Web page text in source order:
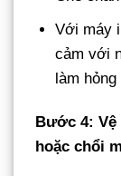
Với máy
cảm với
làm hỏng
Bước 4: Vệ
hoặc chổi